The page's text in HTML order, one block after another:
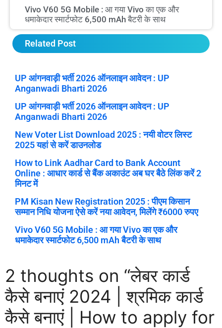
Vivo V60 5G Mobile : आ गया Vivo का एक और
धमाकेदार स्मार्टफोट 6,500 mAh बैटरी के साथ
Related Post
UP आंगनवाड़ी भर्ती 2026 ऑनलाइन आवेदन : UP
Anganwadi Bharti 2026
UP आंगनवाड़ी भर्ती 2026 ऑनलाइन आवेदन : UP
Anganwadi Bharti 2026
New Voter List Download 2025 : नयी वोटर लिस्ट
2025 यहां से करें डाउनलोड
How to Link Aadhar Card to Bank Account
Online : आधार कार्ड से बैंक अकाउंट अब घर बैठे लिंक करें 2
मिनट में
PM Kisan New Registration 2025 : पीएम किसान
सम्मान निधि योजना ऐसे करें नया आवेदन, मिलेंगे ₹6000 रुपए
Vivo V60 5G Mobile : आ गया Vivo का एक और
धमाकेदार स्मार्टफोट 6,500 mAh बैटरी के साथ
2 thoughts on “लेबर कार्ड
कैसे बनाएं 2024 | श्रमिक कार्ड
कैसे बनाएं | How to apply for